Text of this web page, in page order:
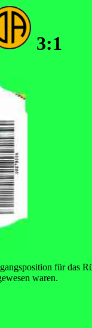
3:1
für das
waren.